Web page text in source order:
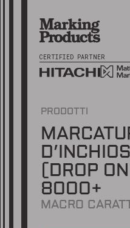
CERTIFIED PARTNER
PRODOTTI
(DROP
8000+
MACRO